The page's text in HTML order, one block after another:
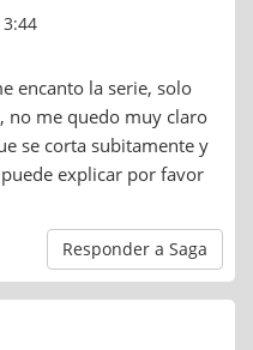
3:44
encanto la serie, solo
no me quedo muy claro
se corta subitamente y
explicar por favor
Responder a Saga